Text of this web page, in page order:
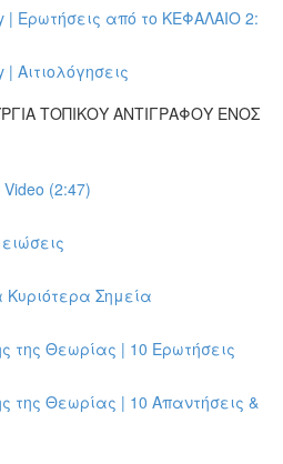
| Ερωτήσεις από το ΚΕΦΑΛΑΙΟ 2:
| Αιτιολόγησεις
ΤΟΠΙΚΟΥ ΑΝΤΙΓΡΑΦΟΥ ΕΝΟΣ
(2:47)
Σημεία
της Θεωρίας | 10 Ερωτήσεις
της Θεωρίας | 10 Απαντήσεις &